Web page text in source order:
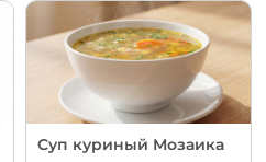
Суп куриный Мозаика